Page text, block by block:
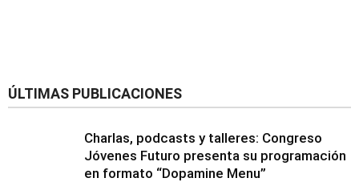
ÚLTIMAS PUBLICACIONES
Charlas, podcasts y talleres: Congreso
Jóvenes Futuro presenta su programación
en formato “Dopamine Menu”